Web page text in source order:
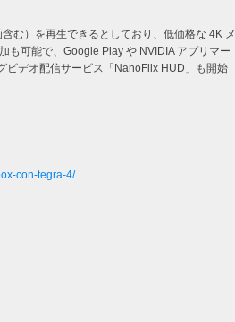
む）を再生できるとしており、低価格な 4K メ
も可能で、Google Play や NVIDIA アプリマー
ビデオ配信サービス「NanoFlix HUD」も開始
con-tegra-4/